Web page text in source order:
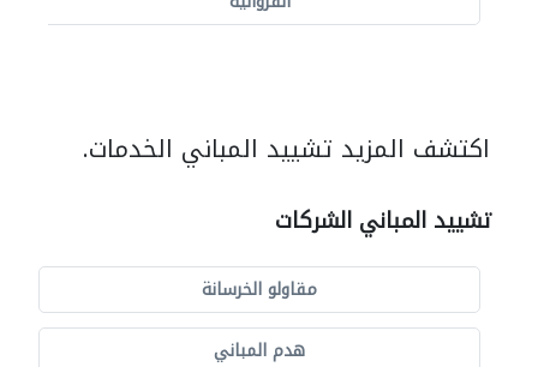
اكتشف المزيد تشييد المباني الخدمات.
تشييد المباني الشركات
مقاولو الخرسانة
هدم المباني